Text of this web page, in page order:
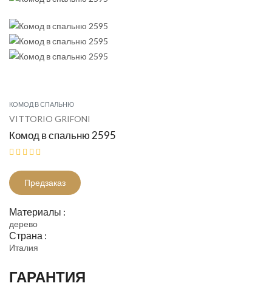
КОМОД В СПАЛЬНЮ
VITTORIO GRIFONI
Комод в спальню 2595
Предзаказ
Материалы :
дерево
Страна :
Италия
ГАРАНТИЯ